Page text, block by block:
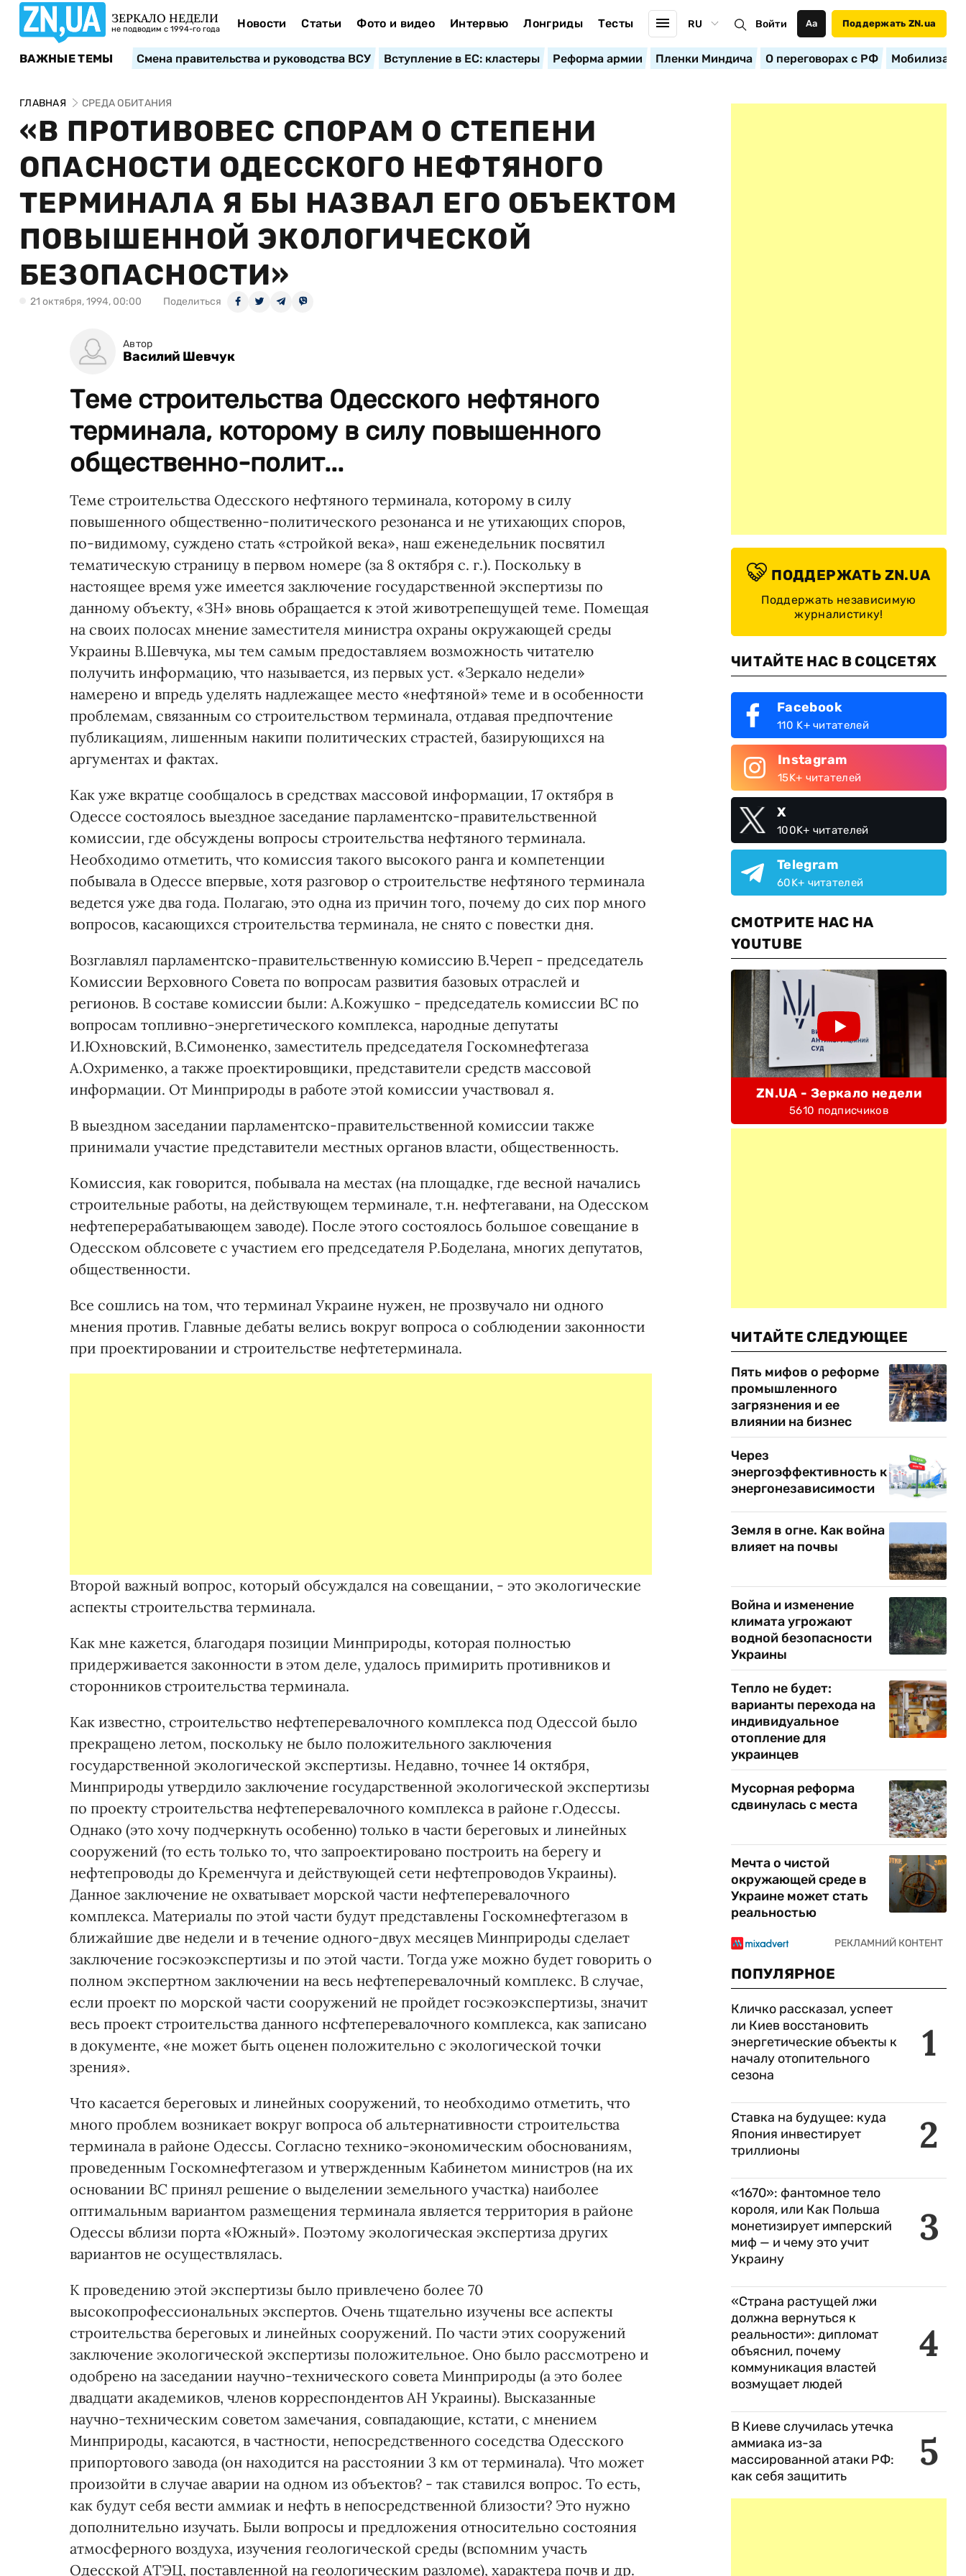
ЗЕРКАЛО НЕДЕЛИ
не подводим с 1994-го года Новости Статьи Фото и видео Интервью Лонгриды Тесты RU Войти Аа Поддержать ZN.ua
ВАЖНЫЕ ТЕМЫ Смена правительства и руководства ВСУ Вступление в ЕС: кластеры Реформа армии Пленки Миндича О переговорах с РФ
ГЛАВНАЯ СРЕДА ОБИТАНИЯ
«В ПРОТИВОВЕС СПОРАМ О СТЕПЕНИ
ОПАСНОСТИ ОДЕССКОГО НЕФТЯНОГО
ТЕРМИНАЛА Я БЫ НАЗВАЛ ЕГО ОБЪЕКТОМ
ПОВЫШЕННОЙ ЭКОЛОГИЧЕСКОЙ
БЕЗОПАСНОСТИ»
21 октября, 1994, 00:00 Поделиться
Автор
Василий Шевчук
Теме строительства Одесского нефтяного
терминала, которому в силу повышенного
общественно-полит...
Теме строительства Одесского нефтяного терминала, которому в силу
повышенного общественно-политического резонанса и не утихающих споров,
по-видимому, суждено стать «стройкой века», наш еженедельник посвятил
тематическую страницу в первом номере (за 8 октября с. г.). Поскольку в
настоящее время уже имеется заключение государственной экспертизы по
данному объекту, «ЗН» вновь обращается к этой животрепещущей теме. Помещая
на своих полосах мнение заместителя министра охраны окружающей среды
Украины В.Шевчука, мы тем самым предоставляем возможность читателю
получить информацию, что называется, из первых уст. «Зеркало недели»
намерено и впредь уделять надлежащее место «нефтяной» теме и в особенности
проблемам, связанным со строительством терминала, отдавая предпочтение
публикациям, лишенным накипи политических страстей, базирующихся на
аргументах и фактах.
Как уже вкратце сообщалось в средствах массовой информации, 17 октября в
Одессе состоялось выездное заседание парламентско-правительственной
комиссии, где обсуждены вопросы строительства нефтяного терминала.
Необходимо отметить, что комиссия такого высокого ранга и компетенции
побывала в Одессе впервые, хотя разговор о строительстве нефтяного терминала
ведется уже два года. Полагаю, это одна из причин того, почему до сих пор много
вопросов, касающихся строительства терминала, не снято с повестки дня.
Возглавлял парламентско-правительственную комиссию В.Череп - председатель
Комиссии Верховного Совета по вопросам развития базовых отраслей и
регионов. В составе комиссии были: А.Кожушко - председатель комиссии ВС по
вопросам топливно-энергетического комплекса, народные депутаты
И.Юхновский, В.Симоненко, заместитель председателя Госкомнефтегаза
А.Охрименко, а также проектировщики, представители средств массовой
информации. От Минприроды в работе этой комиссии участвовал я.
В выездном заседании парламентско-правительственной комиссии также
принимали участие представители местных органов власти, общественность.
Комиссия, как говорится, побывала на местах (на площадке, где весной начались
строительные работы, на действующем терминале, т.н. нефтегавани, на Одесском
нефтеперерабатывающем заводе). После этого состоялось большое совещание в
Одесском облсовете с участием его председателя Р.Боделана, многих депутатов,
общественности.
Все сошлись на том, что терминал Украине нужен, не прозвучало ни одного
мнения против. Главные дебаты велись вокруг вопроса о соблюдении законности
при проектировании и строительстве нефтетерминала.
Второй важный вопрос, который обсуждался на совещании, - это экологические
аспекты строительства терминала.
Как мне кажется, благодаря позиции Минприроды, которая полностью
придерживается законности в этом деле, удалось примирить противников и
сторонников строительства терминала.
Как известно, строительство нефтеперевалочного комплекса под Одессой было
прекращено летом, поскольку не было положительного заключения
государственной экологической экспертизы. Недавно, точнее 14 октября,
Минприроды утвердило заключение государственной экологической экспертизы
по проекту строительства нефтеперевалочного комплекса в районе г.Одессы.
Однако (это хочу подчеркнуть особенно) только в части береговых и линейных
сооружений (то есть только то, что запроектировано построить на берегу и
нефтепроводы до Кременчуга и действующей сети нефтепроводов Украины).
Данное заключение не охватывает морской части нефтеперевалочного
комплекса. Материалы по этой части будут представлены Госкомнефтегазом в
ближайшие две недели и в течение одного-двух месяцев Минприроды сделает
заключение госэкоэкспертизы и по этой части. Тогда уже можно будет говорить о
полном экспертном заключении на весь нефтеперевалочный комплекс. В случае,
если проект по морской части сооружений не пройдет госэкоэкспертизы, значит
весь проект строительства данного нсфтеперевалочного комплекса, как записано
в документе, «не может быть оценен положительно с экологической точки
зрения».
Что касается береговых и линейных сооружений, то необходимо отметить, что
много проблем возникает вокруг вопроса об альтернативности строительства
терминала в районе Одессы. Согласно технико-экономическим обоснованиям,
проведенным Госкомнефтегазом и утвержденным Кабинетом министров (на их
основании ВС принял решение о выделении земельного участка) наиболее
оптимальным вариантом размещения терминала является территория в районе
Одессы вблизи порта «Южный». Поэтому экологическая экспертиза других
вариантов не осуществлялась.
К проведению этой экспертизы было привлечено более 70
высокопрофессиональных экспертов. Очень тщательно изучены все аспекты
строительства береговых и линейных сооружений. По части этих сооружений
заключение экологической экспертизы положительное. Оно было рассмотрено и
одобрено на заседании научно-технического совета Минприроды (а это более
двадцати академиков, членов корреспондентов АН Украины). Высказанные
научно-техническим советом замечания, совпадающие, кстати, с мнением
Минприроды, касаются, в частности, непосредственного соседства Одесского
припортового завода (он находится на расстоянии 3 км от терминала). Что может
произойти в случае аварии на одном из объектов? - так ставился вопрос. То есть,
как будут себя вести аммиак и нефть в непосредственной близости? Это нужно
дополнительно изучать. Были вопросы и предложения относительно состояния
атмосферного воздуха, изучения геологической среды (вспомним участь
Одесской АТЭЦ, поставленной на геологическим разломе), характера почв и др.
ПОДДЕРЖАТЬ ZN.UA
Поддержать независимую
журналистику!
ЧИТАЙТЕ НАС В СОЦСЕТЯХ
Facebook
110 K+ читателей
Instagram
15K+ читателей
X
100K+ читателей
Telegram
60K+ читателей
СМОТРИТЕ НАС НА
YOUTUBE
ZN.UA - Зеркало недели
5610 подписчиков
ЧИТАЙТЕ СЛЕДУЮЩЕЕ
Пять мифов о реформе
промышленного
загрязнения и ее
влиянии на бизнес
Через
энергоэффективность к
энергонезависимости
Земля в огне. Как война
влияет на почвы
Война и изменение
климата угрожают
водной безопасности
Украины
Тепло не будет:
варианты перехода на
индивидуальное
отопление для
украинцев
Мусорная реформа
сдвинулась с места
Мечта о чистой
окружающей среде в
Украине может стать
реальностью
ПОПУЛЯРНОЕ
1
Кличко рассказал, успеет
ли Киев восстановить
энергетические объекты к
началу отопительного
сезона
2
Ставка на будущее: куда
Япония инвестирует
триллионы
3
«1670»: фантомное тело
короля, или Как Польша
монетизирует имперский
миф — и чему это учит
Украину
4
«Страна растущей лжи
должна вернуться к
реальности»: дипломат
объяснил, почему
коммуникация властей
возмущает людей
5
В Киеве случилась утечка
аммиака из-за
массированной атаки РФ:
как себя защитить